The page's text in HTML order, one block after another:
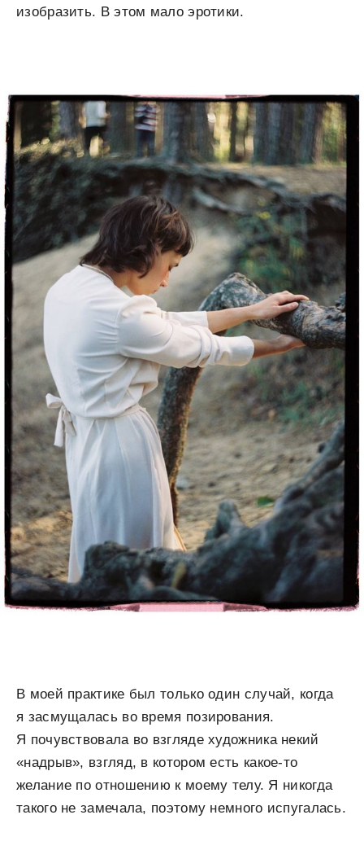
изобразить. В этом мало эротики.
В моей практике был только один случай, когда
я засмущалась во время позирования.
Я почувствовала во взгляде художника некий
«надрыв», взгляд, в котором есть какое-то
желание по отношению к моему телу. Я никогда
такого не замечала, поэтому немного испугалась.